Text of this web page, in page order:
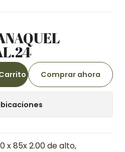
Comprar ahora
x 85x 2.00 de alto,